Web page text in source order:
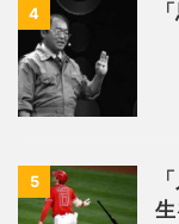
4
5